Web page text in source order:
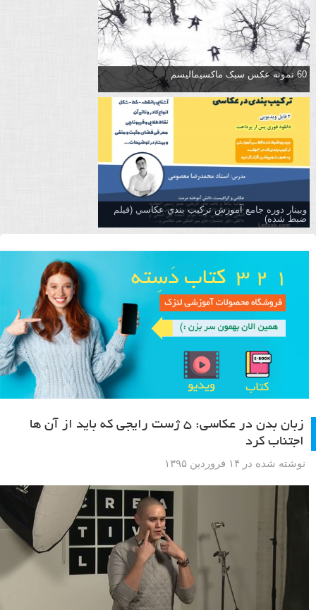
60 نمونه عکس سبک ماکسیمالیسم
وبینار دوره جامع آموزش تركيب بندي عكاسي (فیلم
ضبط شده)
زبان بدن در عکاسی: ۵ ژست رایجی که باید از آن ها
اجتناب کرد
نوشته شده در ۱۴ فروردین ۱۳۹۵